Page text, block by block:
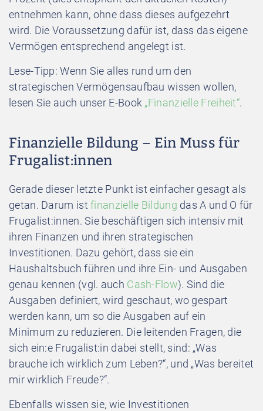
entnehmen kann, ohne dass dieses aufgezehrt
wird. Die Voraussetzung dafür ist, dass das eigene
Vermögen entsprechend angelegt ist.
Lese-Tipp: Wenn Sie alles rund um den
strategischen Vermögensaufbau wissen wollen,
lesen Sie auch unser E-Book „Finanzielle Freiheit“.
Finanzielle Bildung – Ein Muss für
Frugalist:innen
Gerade dieser letzte Punkt ist einfacher gesagt als
getan. Darum ist finanzielle Bildung das A und O für
Frugalist:innen. Sie beschäftigen sich intensiv mit
ihren Finanzen und ihren strategischen
Investitionen. Dazu gehört, dass sie ein
Haushaltsbuch führen und ihre Ein- und Ausgaben
genau kennen (vgl. auch Cash-Flow). Sind die
Ausgaben definiert, wird geschaut, wo gespart
werden kann, um so die Ausgaben auf ein
Minimum zu reduzieren. Die leitenden Fragen, die
sich ein:e Frugalist:in dabei stellt, sind: „Was
brauche ich wirklich zum Leben?“, und „Was bereitet
mir wirklich Freude?“.
Ebenfalls wissen sie, wie Investitionen